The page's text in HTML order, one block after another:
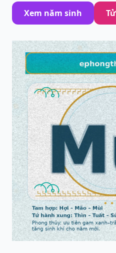
Xem năm sinh